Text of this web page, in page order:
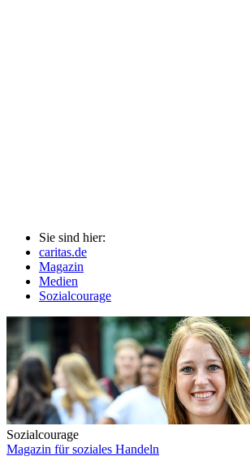
Sie sind hier:
caritas.de
Magazin
Medien
Sozialcourage
Sozialcourage
Magazin für soziales Handeln